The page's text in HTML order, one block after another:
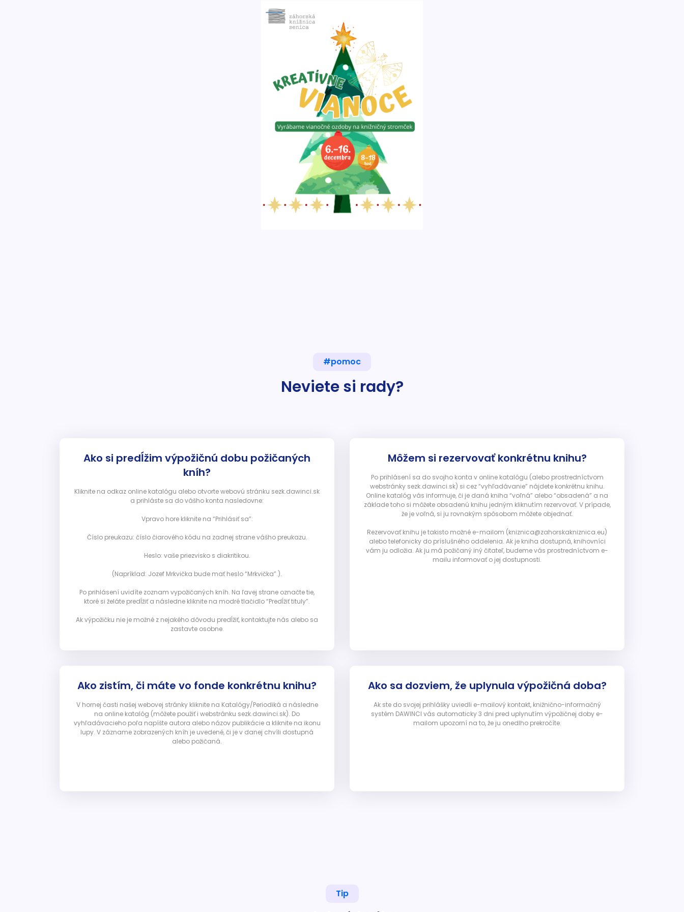
#pomoc
Neviete si rady?
Ako si predĺžim výpožičnú dobu požičaných
kníh?
Kliknite na odkaz online katalógu alebo otvorte webovú stránku sezk.dawinci.sk
a prihláste sa do vášho konta nasledovne:
Vpravo hore kliknite na “Prihlásiť sa”:
Číslo preukazu: číslo čiarového kódu na zadnej strane vášho preukazu.
Heslo: vaše priezvisko s diakritikou.
(Napríklad: Jozef Mrkvička bude mať heslo “Mrkvička”.).
Po prihlásení uvidíte zoznam vypožičaných kníh. Na ľavej strane označte tie,
ktoré si želáte predĺžiť a následne kliknite na modré tlačidlo “Predĺžiť tituly”.
Ak výpožičku nie je možné z nejakého dôvodu predĺžiť, kontaktujte nás alebo sa
zastavte osobne.
Môžem si rezervovať konkrétnu knihu?
Po prihlásení sa do svojho konta v online katalógu (alebo prostredníctvom
webstránky sezk.dawinci.sk) si cez “vyhľadávanie” nájdete konkrétnu knihu.
Online katalóg vás informuje, či je daná kniha “voľná” alebo “obsadená” a na
základe toho si môžete obsadenú knihu jedným kliknutím rezervovať. V prípade,
že je voľná, si ju rovnakým spôsobom môžete objednať.
Rezervovať knihu je takisto možné e-mailom (kniznica@zahorskakniznica.eu)
alebo telefonicky do príslušného oddelenia. Ak je kniha dostupná, knihovníci
vám ju odložia. Ak ju má požičaný iný čitateľ, budeme vás prostredníctvom e-
mailu informovať o jej dostupnosti.
Ako zistím, či máte vo fonde konkrétnu knihu?
V hornej časti našej webovej stránky kliknite na Katalógy/Periodiká a následne
na online katalóg (môžete použiť i webstránku sezk.dawinci.sk). Do
vyhľadávacieho poľa napíšte autora alebo názov publikácie a kliknite na ikonu
lupy. V zázname zobrazených kníh je uvedené, či je v danej chvíli dostupná
alebo požičaná.
Ako sa dozviem, že uplynula výpožičná doba?
Ak ste do svojej prihlášky uviedli e-mailový kontakt, knižnično-informačný
systém DAWINCI vás automaticky 3 dni pred uplynutím výpožičnej doby e-
mailom upozorní na to, že ju onedlho prekročíte.
Tip